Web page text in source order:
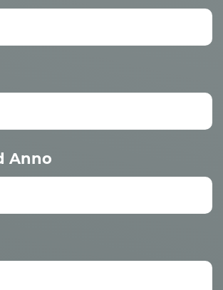
Anno